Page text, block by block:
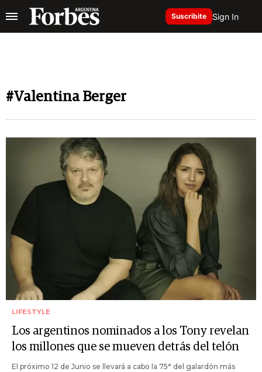
Suscribite Sign In
#Valentina Berger
LIFESTYLE
Los argentinos nominados a los Tony revelan
los millones que se mueven detrás del telón
El próximo 12 de Junio se llevará a cabo la 75° del galardón más